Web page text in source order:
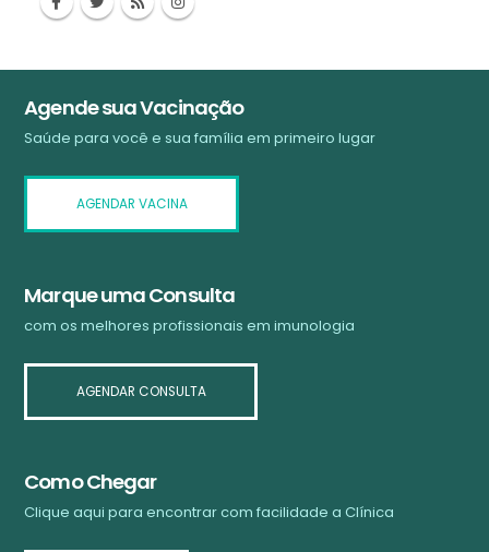
Agende sua Vacinação
Saúde para você e sua família em primeiro lugar
AGENDAR VACINA
Marque uma Consulta
com os melhores profissionais em imunologia
AGENDAR CONSULTA
Como Chegar
Clique aqui para encontrar com facilidade a Clínica